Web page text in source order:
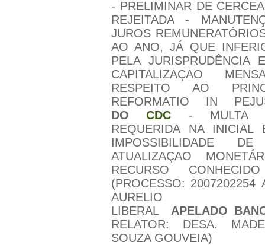
- PRELIMINAR DE
REJEITADA -
JUROS
AO ANO, JÁ QUE
PELA
CAPITALIZAÇAO
RESPEITO AO
REFORMATIO IN
DO
CDC
- MULTA
REQUERIDA NA
IMPOSSIBILIDADE
ATUALIZAÇAO
RECURSO
(PROCESSO: 2007202254
AURELIO
LIBERAL APELADO
RELATOR: DESA.
SOUZA GOUVEIA)